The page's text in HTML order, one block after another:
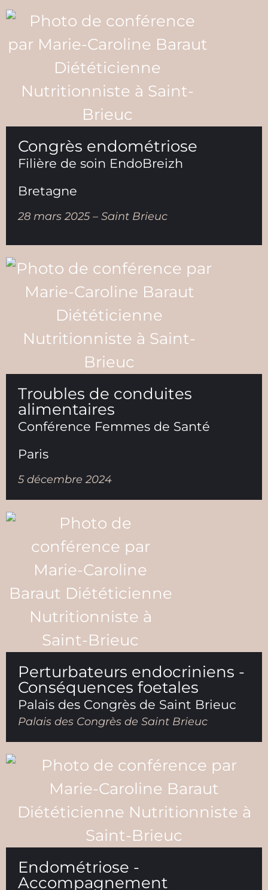
Congrès endométriose
Filière de soin EndoBreizh
Bretagne
28 mars 2025 – Saint Brieuc
Troubles de conduites
alimentaires
Conférence Femmes de Santé
Paris
5 décembre 2024
Perturbateurs endocriniens -
Conséquences foetales
Palais des Congrès de Saint Brieuc
Palais des Congrès de Saint Brieuc
Endométriose -
Accompagnement